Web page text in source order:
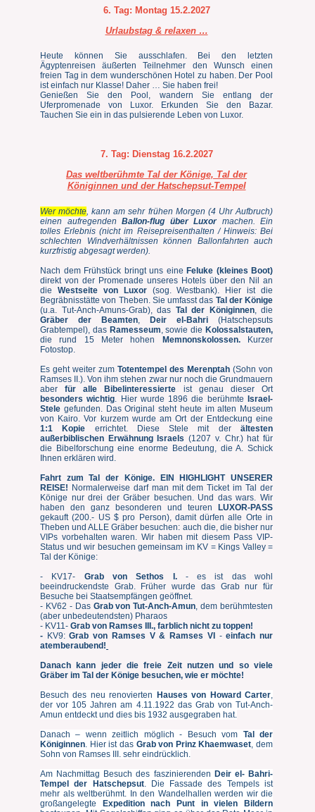
6. Tag: Montag 15.2.2027
Urlaubstag & relaxen …
Heute können Sie ausschlafen. Bei den letzten
Ägyptenreisen äußerten Teilnehmer den Wunsch einen
freien Tag in dem wunderschönen Hotel zu haben. Der Pool
ist einfach nur Klasse! Daher … Sie haben frei!
Genießen Sie den Pool, wandern Sie entlang der
Uferpromenade von Luxor. Erkunden Sie den Bazar.
Tauchen Sie ein in das pulsierende Leben von Luxor.
7. Tag: Dienstag 16.2.2027
Das weltberühmte Tal der Könige, Tal der
Königinnen und der Hatschepsut-Tempel
Wer möchte, kann am sehr frühen Morgen (4 Uhr Aufbruch)
einen aufregenden Ballon-flug über Luxormachen. Ein
tolles Erlebnis (nicht im Reisepreisenthalten / Hinweis: Bei
schlechten Windverhältnissen können Ballonfahrten auch
kurzfristig abgesagt werden).
Nach dem Frühstück bringt uns eine Feluke (kleines Boot)
direkt von der Promenade unseres Hotels über den Nil an
die Westseite von Luxor (sog. Westbank). Hier ist die
Begräbnisstätte von Theben. Sie umfasst das Tal der Könige
(u.a. Tut-Anch-Amuns-Grab), das Tal der Königinnen, die
Gräber der Beamten, Deir el-Bahri (Hatschepsuts
Grabtempel), das Ramesseum, sowie dieKolossalstauten,
die rund 15 Meter hohen Memnonskolossen. Kurzer
Fotostop.
Es geht weiter zum Totentempel des Merenptah (Sohn von
Ramses II.). Von ihm stehen zwar nur noch die Grundmauern
aberfür alle Bibelinteressierte ist genau dieser Ort
besonders wichtig. Hier wurde 1896 die berühmteIsrael-
Stele gefunden. Das Original steht heute im alten Museum
von Kairo. Vor kurzem wurde am Ort der Entdeckung eine
1:1 Kopie errichtet. Diese Stele mit derältesten
außerbiblischen Erwähnung Israels (1207 v. Chr.) hat für
die Bibelforschung eine enorme Bedeutung, die A. Schick
Ihnen erklären wird.
Fahrt zum Tal der Könige. EIN HIGHLIGHT UNSERER
REISE! Normalerweise darf man mit dem Ticket im Tal der
Könige nur drei der Gräber besuchen. Und das wars. Wir
haben den ganz besonderen und teuren LUXOR-PASS
gekauft (200.- US $ pro Person), damit dürfen alle Orte in
Theben und ALLE Gräber besuchen: auch die, die bisher nur
VIPs vorbehalten waren. Wir haben mit diesem Pass VIP-
Status und wir besuchen gemeinsam im KV = Kings Valley =
Tal der Könige:
- KV17- Grab von Sethos I.- es ist das wohl
beeindruckendste Grab. Früher wurde das Grab nur für
Besuche bei Staatsempfängen geöffnet.
- KV62 - Das Grab von Tut-Anch-Amun, dem berühmtesten
(aber unbedeutendsten) Pharaos
- KV11- Grab von Ramses III., farblich nicht zu toppen!
- KV9:Grab von Ramses V & Ramses VI-einfach nur
atemberaubend!
Danach kann jeder die freie Zeit nutzen und so viele
Gräber im Tal der Könige besuchen, wie er möchte!
Besuch des neu renovierten Hauses von Howard Carter,
der vor 105 Jahren am 4.11.1922 das Grab von Tut-Anch-
Amun entdeckt und dies bis 1932 ausgegraben hat.
Danach – wenn zeitlich möglich - Besuch vom Tal der
Königinnen. Hier ist das Grab von Prinz Khaemwaset, dem
Sohn von Ramses III. sehr eindrücklich.
Am Nachmittag Besuch des faszinierenden Deir el- Bahri-
Tempel der Hatschepsut. Die Fassade des Tempels ist
mehr als weltberühmt. In den Wandelhallen werden wir die
großangelegte Expedition nach Punt in vielen Bildern